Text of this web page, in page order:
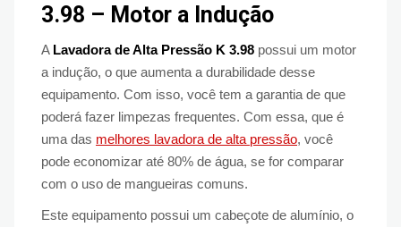
3.98 – Motor a Indução
A Lavadora de Alta Pressão K 3.98 possui um motor
a indução, o que aumenta a durabilidade desse
equipamento. Com isso, você tem a garantia de que
poderá fazer limpezas frequentes. Com essa, que é
uma das melhores lavadora de alta pressão, você
pode economizar até 80% de água, se for comparar
com o uso de mangueiras comuns.
Este equipamento possui um cabeçote de alumínio, o